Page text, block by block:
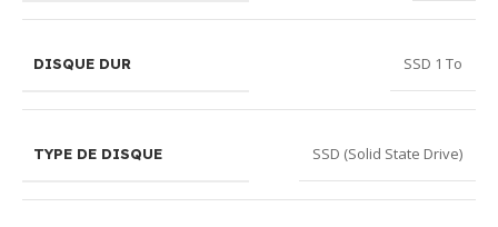
DISQUE DUR SSD 1 To
TYPE DE DISQUE SSD (Solid State Drive)